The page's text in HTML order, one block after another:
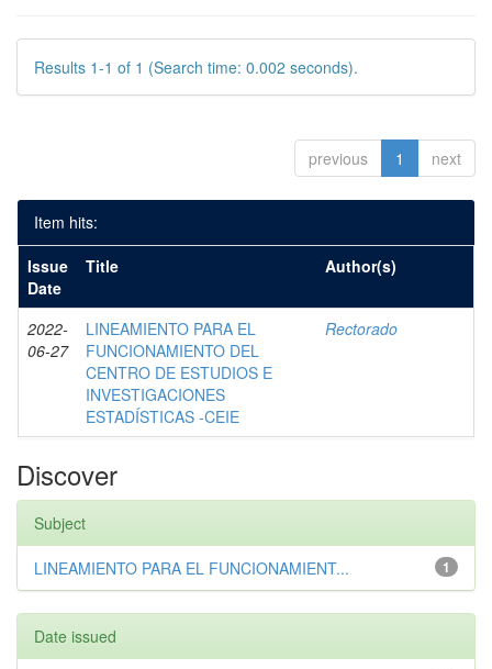
Results 1-1 of 1 (Search time: 0.002 seconds).
previous 1 next
Item hits:
Issue
Date
Title Author(s)
2022-
06-27
LINEAMIENTO PARA EL
FUNCIONAMIENTO DEL
CENTRO DE ESTUDIOS E
INVESTIGACIONES
ESTADÍSTICAS -CEIE
Rectorado
Discover
Subject
1
LINEAMIENTO PARA EL FUNCIONAMIENT...
Date issued